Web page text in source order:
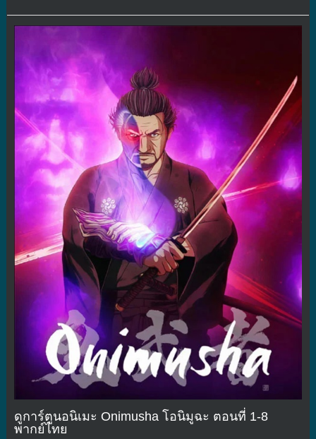
ดูการ์ตูนอนิเมะ Onimusha โอนิมูฉะ ตอนที่ 1-8
พากย์ไทย